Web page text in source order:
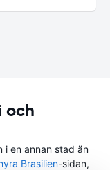
och
i en annan stad än
Brasilien-sidan,